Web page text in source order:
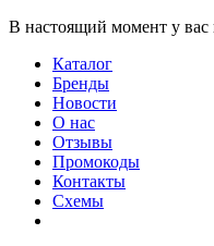
В настоящий момент у вас
Каталог
Бренды
Новости
О нас
Отзывы
Промокоды
Контакты
Схемы